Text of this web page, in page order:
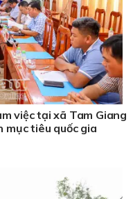
việc tại xã Tam Giang
mục tiêu quốc gia